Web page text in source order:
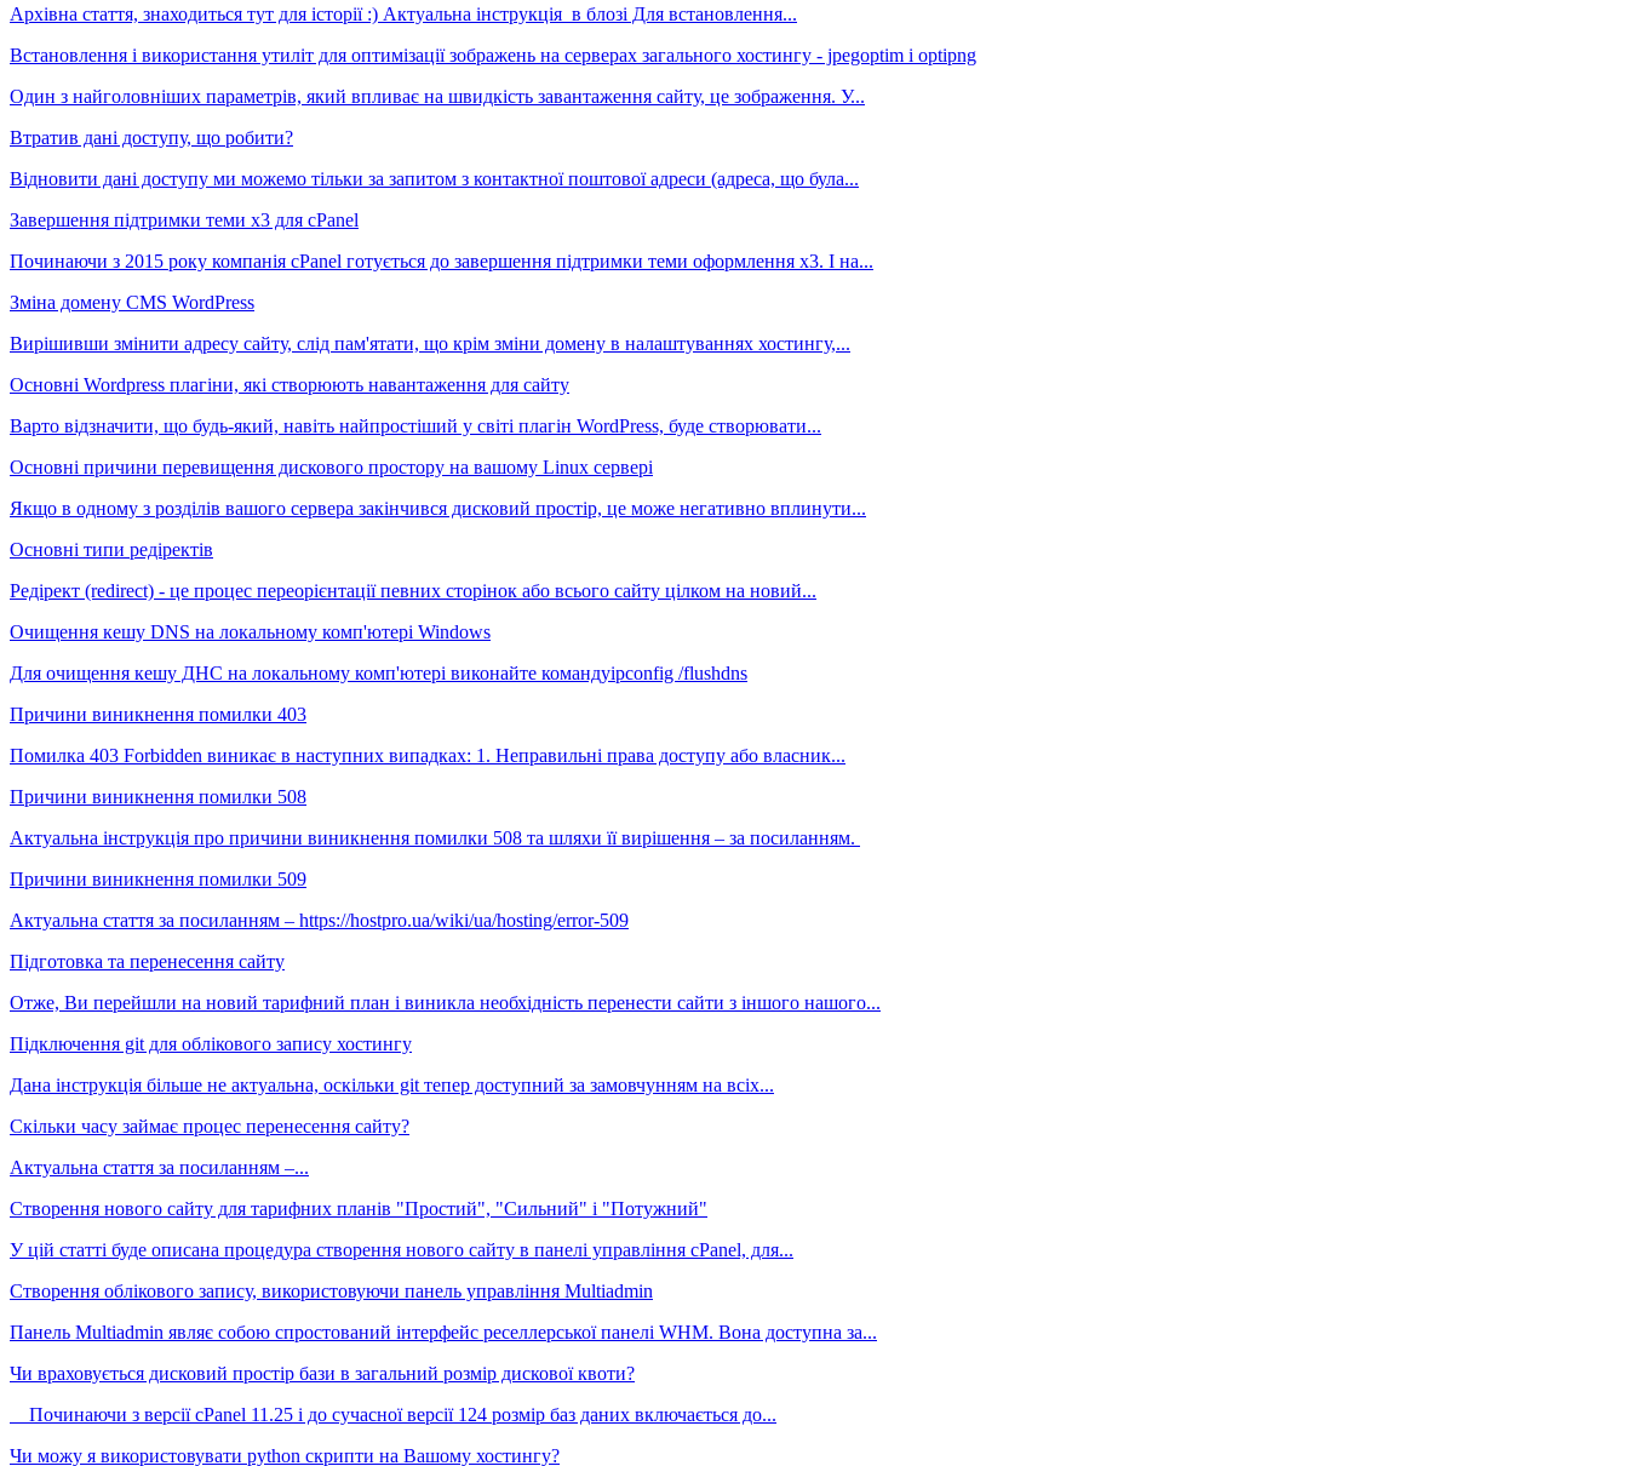
Архівна стаття, знаходиться тут для історії :) Актуальна інструкція в блозі Для встановлення...
Встановлення і використання утиліт для оптимізації зображень на серверах загального хостингу - jpegoptim і optipng
Один з найголовніших параметрів, який впливає на швидкість завантаження сайту, це зображення. У...
Втратив дані доступу, що робити?
Відновити дані доступу ми можемо тільки за запитом з контактної поштової адреси (адреса, що була...
Завершення підтримки теми х3 для cPanel
Починаючи з 2015 року компанія сPanel готується до завершення підтримки теми оформлення х3. І на...
Зміна домену CMS WordPress
Вирішивши змінити адресу сайту, слід пам'ятати, що крім зміни домену в налаштуваннях хостингу,...
Основні Wordpress плагіни, які створюють навантаження для сайту
Варто відзначити, що будь-який, навіть найпростіший у світі плагін WordPress, буде створювати...
Основні причини перевищення дискового простору на вашому Linux сервері
Якщо в одному з розділів вашого сервера закінчився дисковий простір, це може негативно вплинути...
Основні типи редіректів
Редірект (redirect) - це процес переорієнтації певних сторінок або всього сайту цілком на новий...
Очищення кешу DNS на локальному комп'ютері Windows
Для очищення кешу ДНС на локальному комп'ютері виконайте командуipconfig /flushdns
Причини виникнення помилки 403
Помилка 403 Forbidden виникає в наступних випадках: 1. Неправильні права доступу або власник...
Причини виникнення помилки 508
Актуальна інструкція про причини виникнення помилки 508 та шляхи її вирішення – за посиланням.
Причини виникнення помилки 509
Актуальна стаття за посиланням – https://hostpro.ua/wiki/ua/hosting/error-509
Підготовка та перенесення сайту
Отже, Ви перейшли на новий тарифний план і виникла необхідність перенести сайти з іншого нашого...
Підключення git для облікового запису хостингу
Дана інструкція більше не актуальна, оскільки git тепер доступний за замовчунням на всіх...
Скільки часу займає процес перенесення сайту?
Актуальна стаття за посиланням –...
Створення нового сайту для тарифних планів "Простий", "Сильний" і "Потужний"
У цій статті буде описана процедура створення нового сайту в панелі управління cPanel, для...
Створення облікового запису, використовуючи панель управління Multiadmin
Панель Multiadmin являє собою спростований інтерфейс реселлерської панелі WHM. Вона доступна за...
Чи враховується дисковий простір бази в загальний розмір дискової квоти?
Починаючи з версії cPanel 11.25 і до сучасної версії 124 розмір баз даних включається до...
Чи можу я використовувати python скрипти на Вашому хостингу?